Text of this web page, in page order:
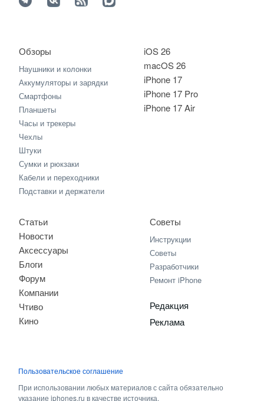
iOS 26
macOS 26
iPhone 17
iPhone 17 Pro
iPhone 17 Air
Обзоры
Наушники и колонки
Аккумуляторы и зарядки
Смартфоны
Планшеты
Часы и трекеры
Чехлы
Штуки
Сумки и рюкзаки
Кабели и переходники
Подставки и держатели
Статьи
Новости
Аксессуары
Блоги
Форум
Компании
Чтиво
Кино
Советы
Инструкции
Советы
Разработчики
Ремонт iPhone
Редакция
Реклама
Пользовательское соглашение
При использовании любых материалов с сайта обязательно
указание iphones.ru в качестве источника.